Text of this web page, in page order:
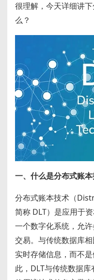
很理解，今天详细讲
么？
一、什么是分布式账本
分布式账本技术（
简称 DLT）是应用于
一个数字化系统，允
交易。与传统数据库
实时存储信息，而不
此，DLT与传统数据